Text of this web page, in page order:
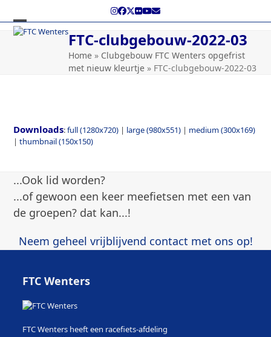
content
Instagram
Facebook
Twitter
Flickr
YouTube
E-
mail
Open
Close
FTC-clubgebouw-2022-03
Home » Clubgebouw FTC Wenters opgefrist
met nieuw kleurtje » FTC-clubgebouw-2022-03
Downloads:full (1280x720) | large (980x551) | medium (300x169)
|thumbnail (150x150)
...Ook lid worden?
...of gewoon een keer meefietsen met een van
de groepen? dat kan...!
Neem geheel vrijblijvend contact met ons op!
FTC Wenters
FTC Wenters heeft een racefiets-afdeling